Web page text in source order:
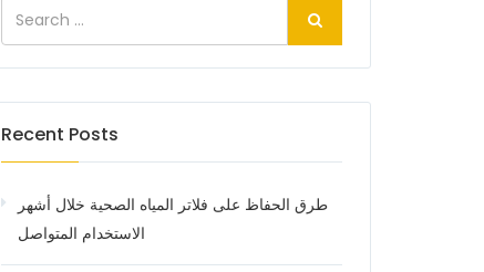
Recent Posts
طرق الحفاظ على فلاتر المياه الصحية خلال أشهر
الاستخدام المتواصل